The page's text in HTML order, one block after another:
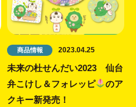
商品情報 2023.04.25
未来の杜せんだい2023 仙台
弁こけし＆フォレッピ
のア
クキー新発売！